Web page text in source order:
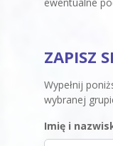
ZAPISZ
Wypełnij
wybranej
Imię i